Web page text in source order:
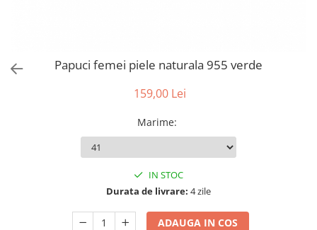
Papuci femei piele naturala 955 verde
159,00 Lei
Marime:
IN STOC
Durata de livrare: 4 zile
ADAUGA IN COS